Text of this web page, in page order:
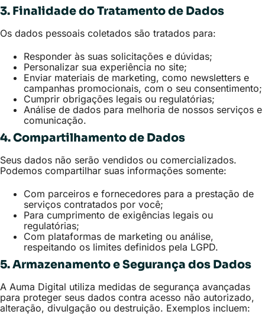
3. Finalidade do Tratamento de Dados
Os dados pessoais coletados são tratados para:
Responder às suas solicitações e dúvidas;
Personalizar sua experiência no site;
Enviar materiais de marketing, como newsletters e
campanhas promocionais, com o seu consentimento;
Cumprir obrigações legais ou regulatórias;
Análise de dados para melhoria de nossos serviços e
comunicação.
4. Compartilhamento de Dados
Seus dados não serão vendidos ou comercializados.
Podemos compartilhar suas informações somente:
Com parceiros e fornecedores para a prestação de
serviços contratados por você;
Para cumprimento de exigências legais ou
regulatórias;
Com plataformas de marketing ou análise,
respeitando os limites definidos pela LGPD.
5. Armazenamento e Segurança dos Dados
A Auma Digital utiliza medidas de segurança avançadas
para proteger seus dados contra acesso não autorizado,
alteração, divulgação ou destruição. Exemplos incluem: